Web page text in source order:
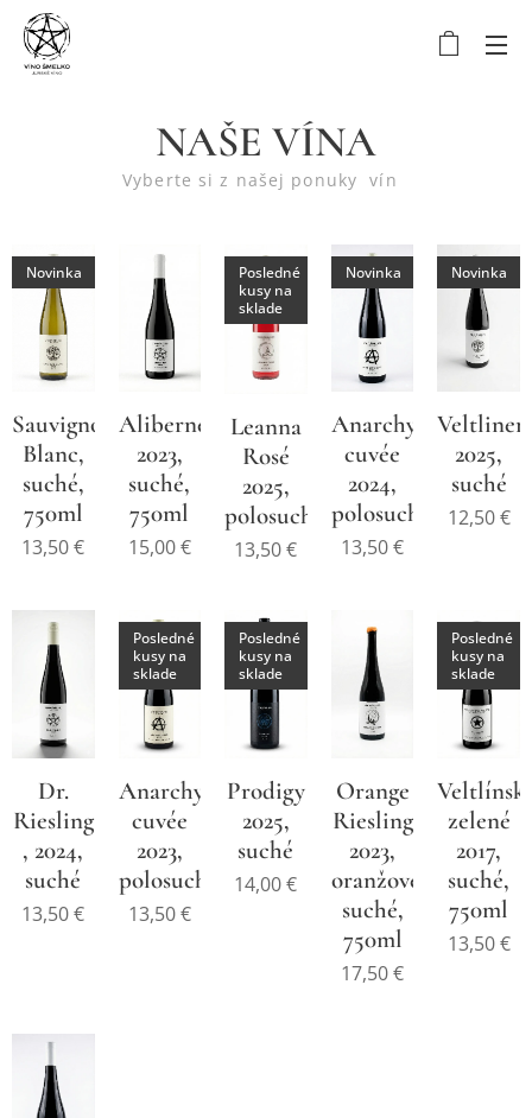
NAŠE VÍNA
Vyberte si z našej ponuky vín
Sauvignon
Blanc,
suché,
750ml
Novinka
13,50€
Alibernet
2023,
suché,
750ml
15,00€
Leanna
Rosé
2025,
polosuché
Posledné
kusy na
sklade
13,50€
Anarchy
cuvée
2024,
polosuché,
Novinka
13,50€
Veltliner
2025,
suché
Novinka
12,50€
Dr.
Riesling
, 2024,
suché
13,50€
Anarchy
cuvée
2023,
polosuché
Posledné
kusy na
sklade
13,50€
Prodigy
2025,
suché
Posledné
kusy na
sklade
14,00€
Orange
Riesling
2023,
oranžové,
suché,
750ml
17,50€
zelené
2017,
suché,
750ml
Posledné
kusy na
sklade
13,50€